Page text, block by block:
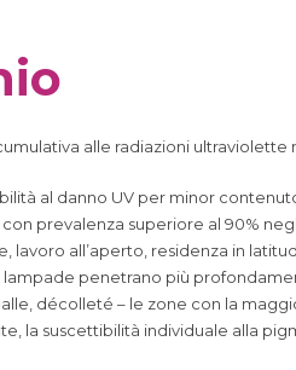
alle radiazioni
al danno UV per minor
prevalenza superiore al 90%
lavoro all’aperto, residenza in
lampade penetrano più
décolleté – le zone con la
la suscettibilità individuale alla